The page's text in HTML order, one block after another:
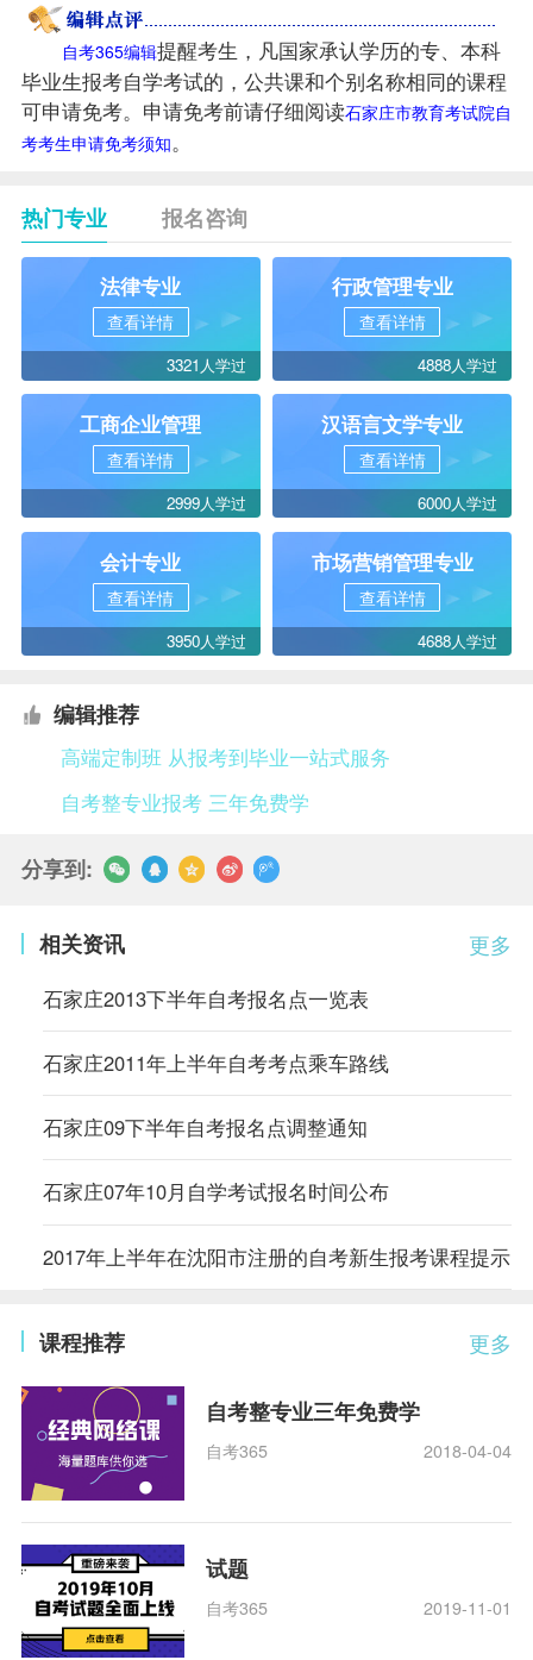
自考365编辑提醒考生，凡国家承认学历的专、本科
毕业生报考自学考试的，公共课和个别名称相同的课程
可申请免考。申请免考前请仔细阅读石家庄市教育考试院自
考考生申请免考须知。
热门专业 报名咨询
法律专业
查看详情
3321人学过
行政管理专业
查看详情
4888人学过
工商企业管理
查看详情
2999人学过
汉语言文学专业
查看详情
6000人学过
会计专业
查看详情
3950人学过
市场营销管理专业
查看详情
4688人学过
编辑推荐
高端定制班 从报考到毕业一站式服务
自考整专业报考 三年免费学
分享到:
更多
相关资讯
石家庄2013下半年自考报名点一览表
石家庄2011年上半年自考考点乘车路线
石家庄09下半年自考报名点调整通知
石家庄07年10月自学考试报名时间公布
2017年上半年在沈阳市注册的自考新生报考课程提示
更多
课程推荐
自考整专业三年免费学
自考365 2018-04-04
试题
自考365 2019-11-01